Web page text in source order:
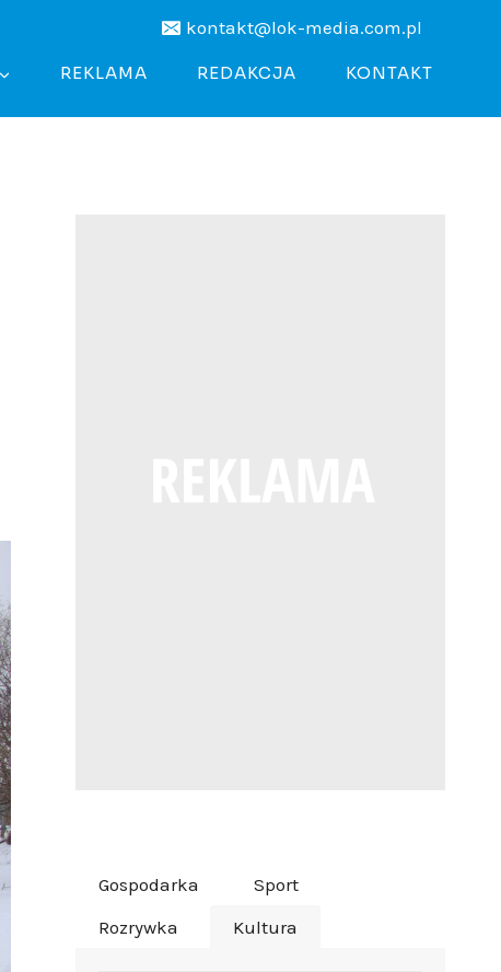
kontakt@lok-media.com.pl
REKLAMA REDAKCJA KONTAKT
Gospodarka
Sport
Rozrywka
Kultura